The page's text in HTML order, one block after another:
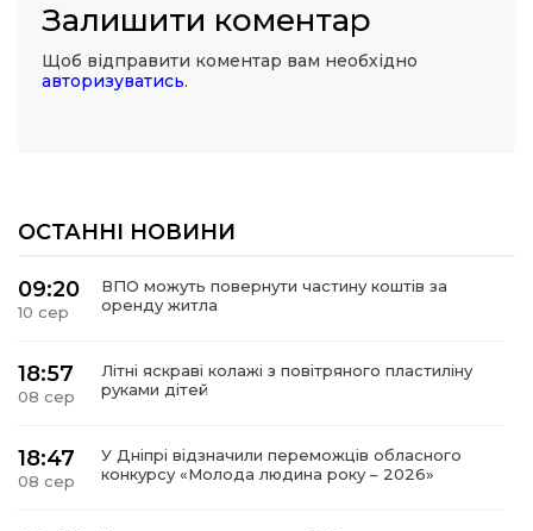
Залишити коментар
Щоб відправити коментар вам необхідно
авторизуватись.
ОСТАННІ НОВИНИ
09:20
10 сер
ВПО можуть повернути частину коштів за
оренду житла
18:57
08 сер
Літні яскраві колажі з повітряного пластиліну
руками дітей
18:47
08 сер
У Дніпрі відзначили переможців обласного
конкурсу «Молода людина року – 2026»